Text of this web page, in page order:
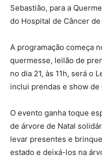
Sebastião, para a
do Hospital de Câncer de
A programação começa
quermesse, leilão de
no dia 21, às 11h, será o
inclui prendas e show de
O evento ganha toque
de árvore de Natal
levar presentes e
estado e deixá-los na